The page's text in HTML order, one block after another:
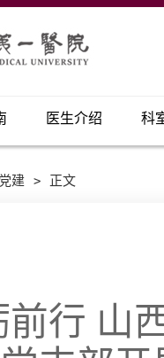
医生介绍 科
建 > 正文
行 山